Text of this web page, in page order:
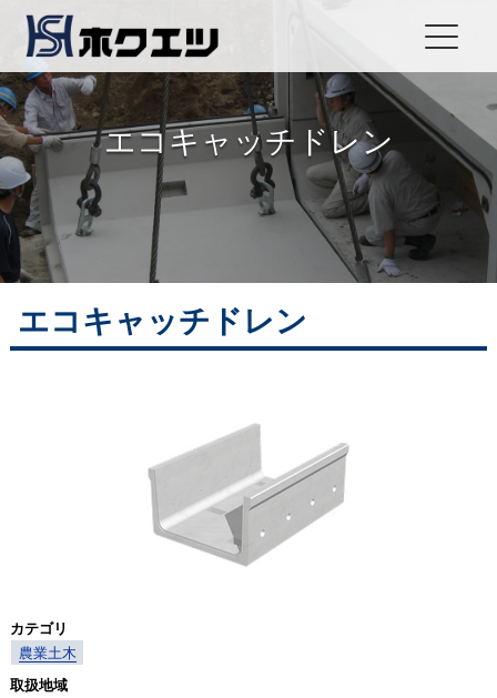
エコキャッチドレン
エコキャッチドレン
カテゴリ
農業土木
取扱地域